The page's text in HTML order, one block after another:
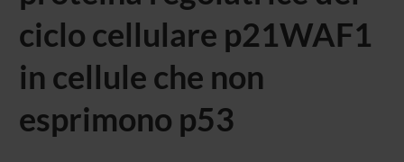
ciclo cellulare p21WAF1
in cellule che non
esprimono p53